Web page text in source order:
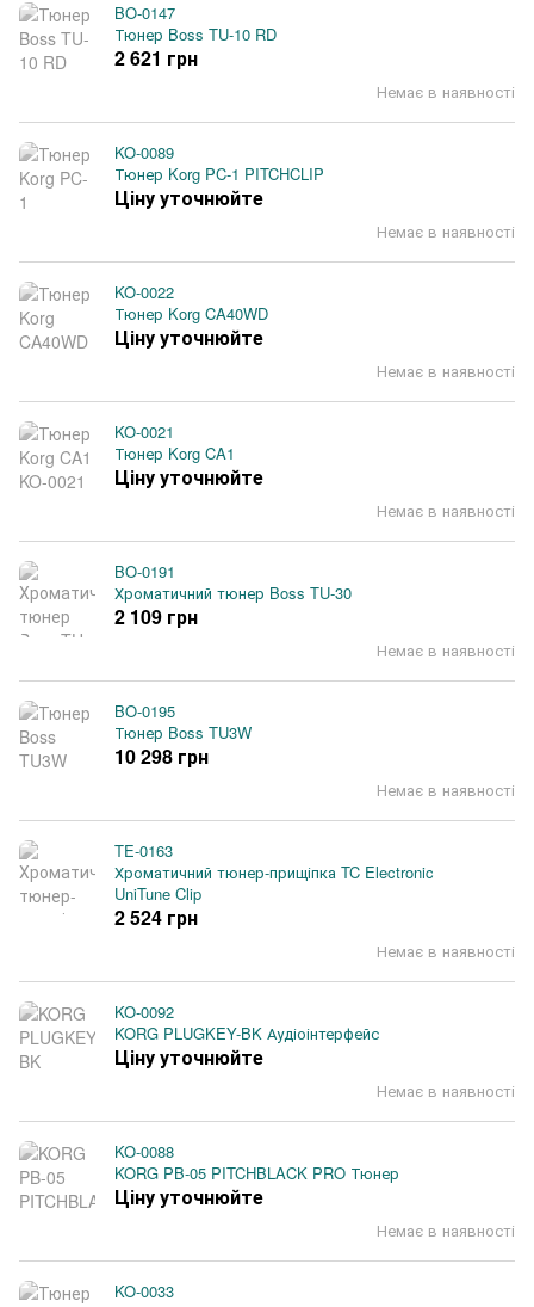
BO-0147
Тюнер Boss TU-10 RD
Немає в наявності
2 621 грн
KO-0089
Тюнер Korg PC-1 PITCHCLIP
Немає в наявності
Ціну уточнюйте
KO-0022
Тюнер Korg CA40WD
Немає в наявності
Ціну уточнюйте
KO-0021
Тюнер Korg CA1
Немає в наявності
Ціну уточнюйте
BO-0191
Хроматичний тюнер Boss TU-30
Немає в наявності
2 109 грн
BO-0195
Тюнер Boss TU3W
Немає в наявності
10 298 грн
TE-0163
Хроматичний тюнер-прищіпка TC Electronic
UniTune Clip
Немає в наявності
2 524 грн
KO-0092
KORG PLUGKEY-BK Аудіоінтерфейс
Немає в наявності
Ціну уточнюйте
KO-0088
KORG PB-05 PITCHBLACK PRO Тюнер
Немає в наявності
Ціну уточнюйте
KO-0033